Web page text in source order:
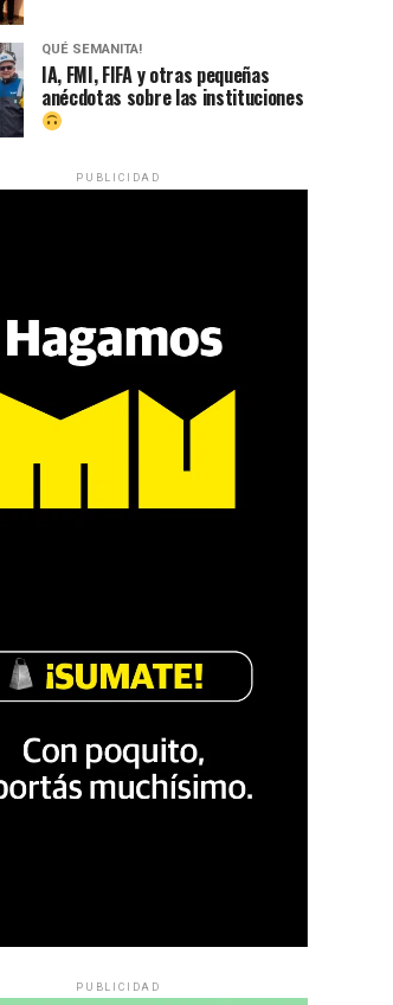
QUÉ SEMANITA!
IA, FMI, FIFA y otras pequeñas
anécdotas sobre las instituciones
PUBLICIDAD
PUBLICIDAD